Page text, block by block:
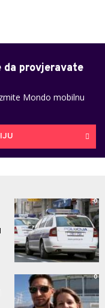
da provjeravate
Mondo mobilnu
0
0